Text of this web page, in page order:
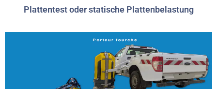
Plattentest oder statische Plattenbelastung